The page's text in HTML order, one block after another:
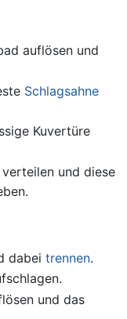
auflösen und
Schlagsahne
Kuvertüre
und diese
dabei trennen.
und das